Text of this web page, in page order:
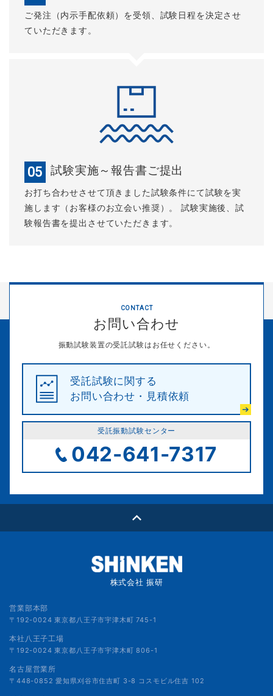
ご発注（内示手配依頼）を受領、試験日程を決定させ
ていただきます。
05 試験実施～報告書ご提出
お打ち合わせさせて頂きました試験条件にて試験を実
施します（お客様のお立会い推奨）。 試験実施後、試
験報告書を提出させていただきます。
CONTACT
お問い合わせ
振動試験装置の受託試験はお任せください。
受託試験に関する
お問い合わせ・見積依頼
受託振動試験センター
042-641-7317
株式会社 振研
営業部本部
〒192-0024 東京都八王子市宇津木町 745-1
本社八王子工場
〒192-0024 東京都八王子市宇津木町 806-1
名古屋営業所
〒448-0852 愛知県刈谷市住吉町 3-8 コスモビル住吉 102